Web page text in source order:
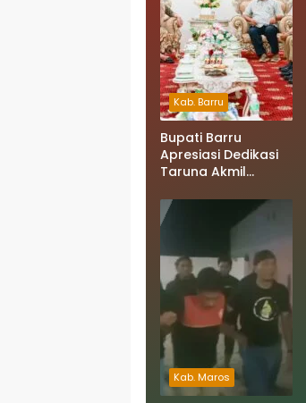
Kab. Barru
Bupati Barru
Apresiasi Dedikasi
Taruna Akmil
Siswa Sekolah
Rakyat
Kab. Maros